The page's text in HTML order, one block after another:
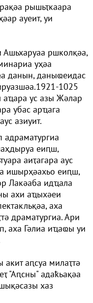
рышьҭкаара
ауеит, уи
Ашьхаруаа ршколқәа,
уҳәа
данын, даныҩеидас
1025
ус азы Жәлар
убас арҵага
азиуит.
адраматургиа
еиԥш,
аиҭагара аус
ишырҳәахьо еиԥш,
Лакәаба идҵала
ахи аҵыхәеи
аха
драматургиа. Ари
аха Гәлиа иҵаҩы уи
аԥсуа милаҭтә
"Аԥсны" адаҟьақәа
хаз